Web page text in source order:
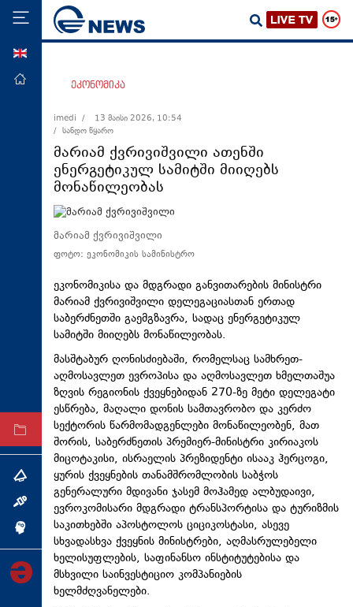
მთავარი
ეკონომიკა
მსოფლიო
ჯანდაცვა
საზოგადოება
სამართალი
რეგიონი
კულტურა
სპორტი
ტექნოლოგიები
ტაბლოიდი
არქივი
თემა
ინტერვიუ
ინქვიზიცია
ეკონომიკა
imedi /
13 მაისი 2026, 10:54
/ სანდო წყარო
მარიამ ქვრივიშვილი ათენში
ენერგეტიკულ სამიტში მიიღებს
მონაწილეობას
მარიამ ქვრივიშვილი
ფოტო: ეკონომიკის სამინისტრო
ეკონომიკისა და მდგრადი განვითარების მინისტრი
მარიამ ქვრივიშვილი დელეგაციასთან ერთად
საბერძნეთში გაემგზავრა, სადაც ენერგეტიკულ
სამიტში მიიღებს მონაწილეობას.
მასშტაბურ ღონისძიებაში, რომელსაც სამხრეთ-
აღმოსავლეთ ევროპისა და აღმოსავლეთ ხმელთაშუა
ზღვის რეგიონის ქვეყნებიდან 270-ზე მეტი დელეგატი
ესწრება, მაღალი დონის სამთავრობო და კერძო
სექტორის წარმომადგენლები მონაწილეობენ, მათ
შორის, საბერძნეთის პრემიერ-მინისტრი კირიაკოს
მიცოტაკისი, ისრაელის პრეზიდენტი ისააკ ჰერცოგი,
ყურის ქვეყნების თანამშრომლობის საბჭოს
გენერალური მდივანი ჯასემ მოჰამედ ალბუდაივი,
ევროკომისარი მდგრადი ტრანსპორტისა და ტურიზმის
საკითხებში აპოსტოლოს ციციკოსტასი, ასევე
სხვადასხვა ქვეყნის მინისტრები, აღმასრულებელი
ხელისუფლების, საფინანსო ინსტიტუტებისა და
მსხვილი საინვესტიციო კომპანიების
ხელმძღვანელები.